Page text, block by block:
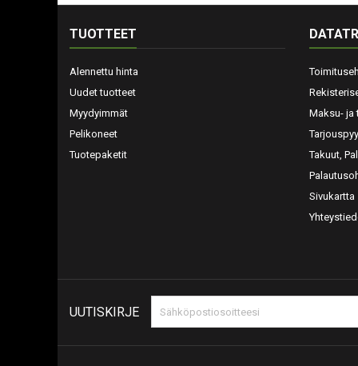
TUOTTEET
Alennettu hinta
Uudet tuotteet
Myydyimmät
Pelikoneet
Tuotepaketit
Maksu- ja
Takuut,
Sivukartta
UUTISKIRJE